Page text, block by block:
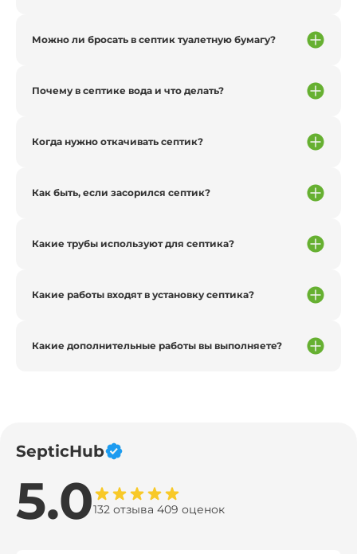
Можно ли бросать в септик туалетную бумагу?
Почему в септике вода и что делать?
Когда нужно откачивать септик?
Как быть, если засорился септик?
Какие трубы используют для септика?
Какие работы входят в установку септика?
Какие дополнительные работы вы выполняете?
SepticHub
5.0132 отзыва 409 оценок